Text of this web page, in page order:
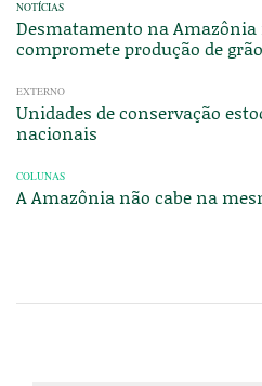
NOTÍCIAS
Desmatamento na Amazônia
compromete produção de
EXTERNO
Unidades de conservação
nacionais
COLUNAS
A Amazônia não cabe na